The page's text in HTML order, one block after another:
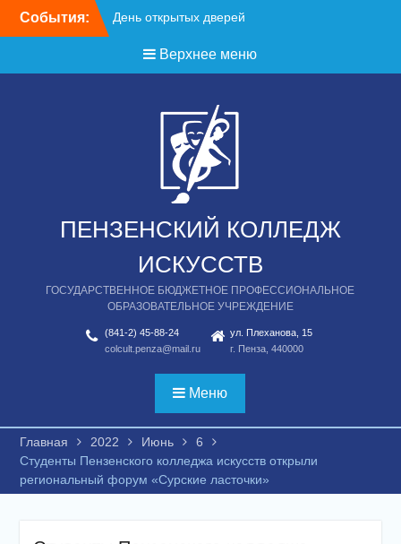
События: День открытых дверей
Верхнее меню
ПЕНЗЕНСКИЙ КОЛЛЕДЖ
ИСКУССТВ
ГОСУДАРСТВЕННОЕ БЮДЖЕТНОЕ ПРОФЕССИОНАЛЬНОЕ
ОБРАЗОВАТЕЛЬНОЕ УЧРЕЖДЕНИЕ
(841-2) 45-88-24
colcult.penza@mail.ru
ул. Плеханова, 15
г. Пенза, 440000
Меню
Главная 2022 Июнь
6
Студенты Пензенского колледжа искусств открыли
региональный форум «Сурские ласточки»